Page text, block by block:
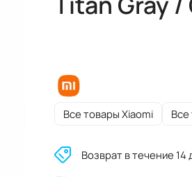
Все товары Xiaomi Все
Возврат в течение 14